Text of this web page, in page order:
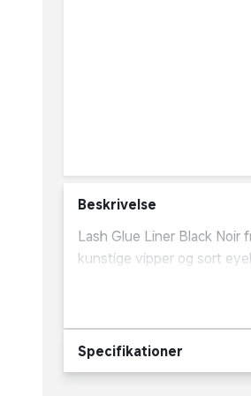
Beskrivelse
Lash Glue Liner Black Noir
kunstige vipper og sort
Kiss er en amerikansk
Specifikationer